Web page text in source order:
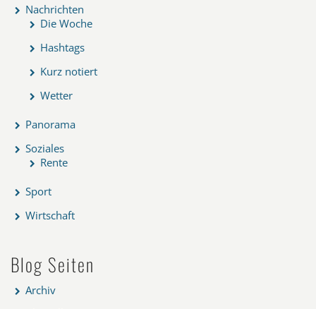
Nachrichten
Die Woche
Hashtags
Kurz notiert
Wetter
Panorama
Soziales
Rente
Sport
Wirtschaft
Blog Seiten
Archiv